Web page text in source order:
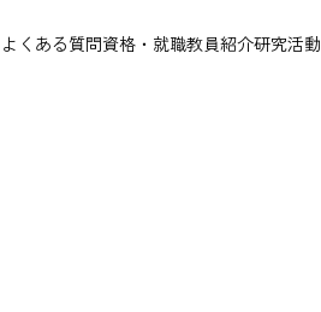
よくある質問資格・就職教員紹介研究活動